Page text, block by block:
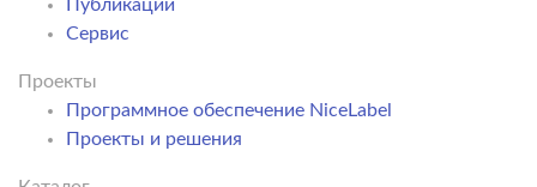
Публикации
Сервис
Проекты
Программное обеспечение NiceLabel
Проекты и решения